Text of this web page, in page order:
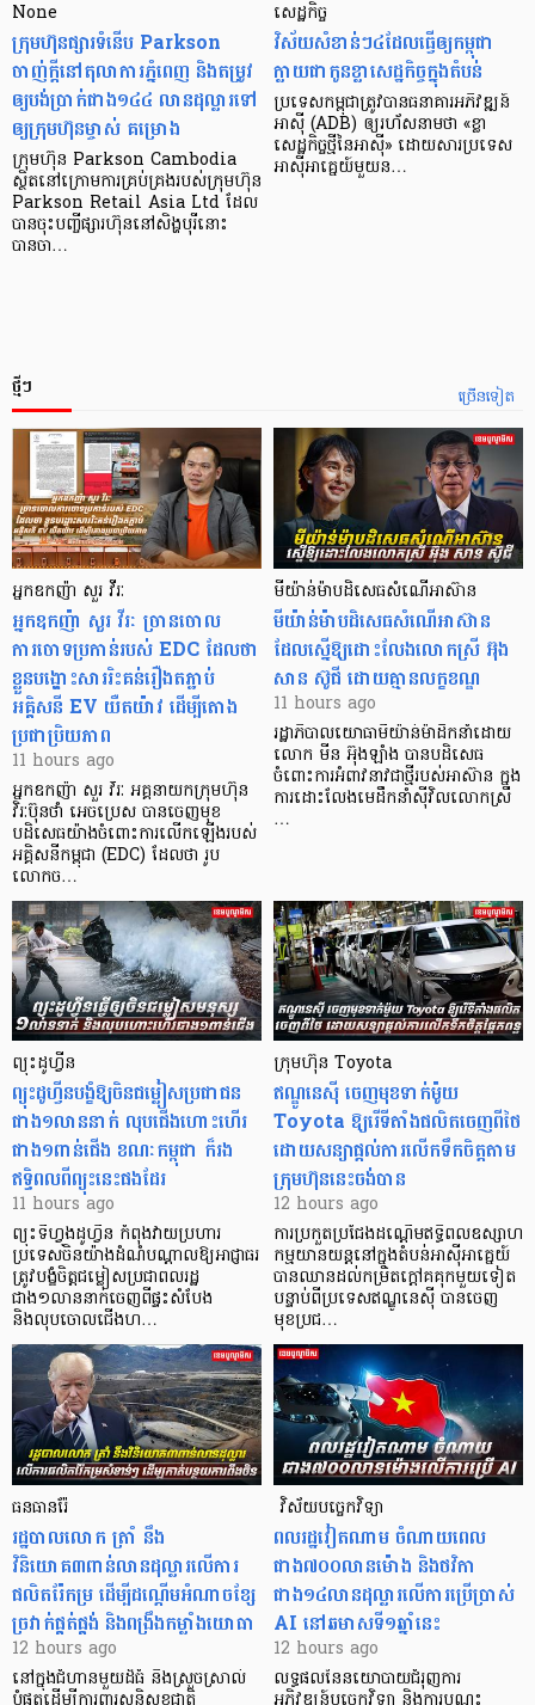
None
ក្រុមហ៊ុនផ្សារទំនើប Parkson
ចាញ់ក្ដីនៅតុលាការភ្នំពេញ និងតម្រូវ
ឲ្យបង់ប្រាក់ជាង១៤៤ លានដុល្លារទៅ
ឲ្យក្រុមហ៊ុនម្ចាស់ គម្រោង
ក្រុមហ៊ុន Parkson Cambodia
ស្ថិតនៅក្រោមការគ្រប់គ្រងរបស់ក្រុមហ៊ុន
Parkson Retail Asia Ltd ដែល
បានចុះបញ្ចីផ្សារហ៊ុននៅសិង្ហបុរីនោះ
បានចា…
សេដ្ឋកិច្ច​
វិស័យ​សំខាន់ៗ​៤​ដែល​ធ្វើ​ឲ្យ​កម្ពុជា​
ក្លាយ​ជា​កូន​ខ្លា​សេដ្ឋកិច្ច​ក្នុង​តំបន់
ប្រទេស​កម្ពុជា​ត្រូវ​បាន​ធនាគារ​អភិវឌ្ឍន៍​
អាស៊ី (ADB) ឲ្យ​រហ័ស​នាមថា «ខ្លា​
សេដ្ឋកិច្ច​ថ្មី​នៃ​អាស៊ី» ដោយសារ​ប្រទេស​
អាស៊ី​អាគ្នេយ៍​មួយ​ន…
ច្រើនទៀត
ថ្មីៗ
អ្នកឧកញ៉ា សួរ វីរៈ
អ្នកឧកញ៉ា សួរ វីរៈ​ ច្រានចោល
ការចោទប្រកាន់របស់ EDC ដែលថា
ខ្លួនបង្ហោះសាររិះគន់រឿងតភ្ជាប់
អគ្គិសនី EV យឺតយ៉ាវ ដើម្បីតោង
ប្រជាប្រិយភាព
11 hours ago
អ្នកឧកញ៉ា សួរ វីរៈ អគ្គនាយកក្រុមហ៊ុន
វិរៈប៊ុនថាំ អេចប្រេស បានចេញមុខ
បដិសេធយ៉ាងចំពោះការលើកឡើងរបស់
អគ្គិសនីកម្ពុជា (EDC) ដែលថា រូប
លោកច…
មីយ៉ាន់ម៉ាបដិសេធសំណើអាស៊ាន
មីយ៉ាន់ម៉ាបដិសេធសំណើអាស៊ាន
ដែលស្នើឱ្យដោះលែងលោកស្រី អ៊ុង
សាន ស៊ូជី ដោយគ្មានលក្ខខណ្ឌ
11 hours ago
រដ្ឋាភិបាលយោធាមីយ៉ាន់ម៉ាដឹកនាំដោយ
លោក មីន អ៊ុងឡាំង បានបដិសេធ
ចំពោះការអំពាវនាវជាថ្មីរបស់អាស៊ាន ក្នុង
ការដោះលែងមេដឹកនាំស៊ីវិលលោកស្រី
…
ព្យុះដូហ្វីន
ព្យុះដូហ្វីនបង្ខំឱ្យចិនជម្លៀសប្រជាជន
ជាង១លាននាក់ លុបជើងហោះហើរ
ជាង១ពាន់ជើង ខណៈកម្ពុជា ក៏រង
ឥទ្ធិពលពីព្យុះនេះផងដែរ
11 hours ago
ព្យុះទីហ្វុងដូហ្វីន កំពុងវាយប្រហារ
ប្រទេសចិនយ៉ាងដំណំបណ្តាលឱ្យអាជ្ញាធរ
ត្រូវបង្ខំចិត្តជម្លៀសប្រជាពលរដ្ឋ
ជាង១លាននាក់ចេញពីផ្ទះសំបែង
និងលុបចោលជើងហ…
ក្រុមហ៊ុន Toyota
ឥណ្ឌូនេស៊ី ចេញមុខទាក់ម៉ូយ
Toyota ឱ្យរើទីតាំងផលិតចេញពីថៃ
ដោយសន្យាផ្តល់ការលើកទឹកចិត្តតាម
ក្រុមហ៊ុននេះចង់បាន
12 hours ago
ការប្រកួតប្រជែងដណ្តើមឥទ្ធិពលឧស្សាហ
កម្មយានយន្តនៅក្នុងតំបន់អាស៊ីអាគ្នេយ៍
បានឈានដល់កម្រិតក្ដៅគគុកមួយទៀត
បន្ទាប់ពីប្រទេសឥណ្ឌូនេស៊ី បានចេញ
មុខប្រជ…
ធនធានរ៉ែ
​រដ្ឋបាលលោក ត្រាំ នឹង​
វិនិយោគ៣ពាន់លានដុល្លារលើការ
ផលិតរ៉ែកម្រ ដើម្បីដណ្តើមអំណាចខ្សែ
ច្រវាក់ផ្គត់ផ្គង់ និងពង្រឹងកម្លាំងយោធា
12 hours ago
នៅក្នុងជំហានមួយដ៏ធំ និងស្រួចស្រាល់
​​​​​​​​​​​​​​​​​​​​​​​​​​​​​ វិស័យបច្ចេកវិទ្យា
ពលរដ្ឋវៀតណាម ​ចំណាយពេល
ជាង៧០០លានម៉ោង និងថវិកា
ជាង១៤លានដុល្លារលើការប្រើប្រាស់
AI នៅឆមាសទី១ឆ្នាំនេះ
12 hours ago
លទ្ធផលនៃនយោបាយជំរុញការ